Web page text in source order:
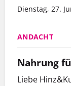
Dienstag, 27.
ANDACHT
Nahrung
Liebe